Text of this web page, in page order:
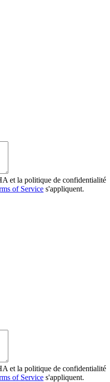
et la politique de confidentialité
of Service s'appliquent.
et la politique de confidentialité
of Service s'appliquent.